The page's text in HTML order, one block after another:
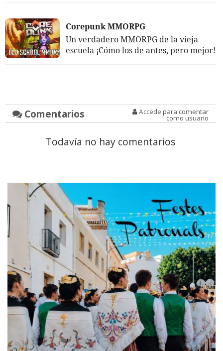
Corepunk MMORPG
Un verdadero MMORPG de la vieja
escuela ¡Cómo los de antes, pero mejor!
Comentarios Accede para comentar
como usuario
Todavía no hay comentarios